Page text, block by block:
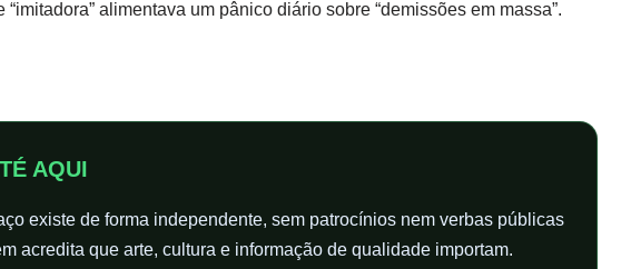
alimentava um pânico diário sobre “demissões em massa”.
AQUI
existe de forma independente, sem patrocínios nem verbas públicas
acredita que arte, cultura e informação de qualidade importam.